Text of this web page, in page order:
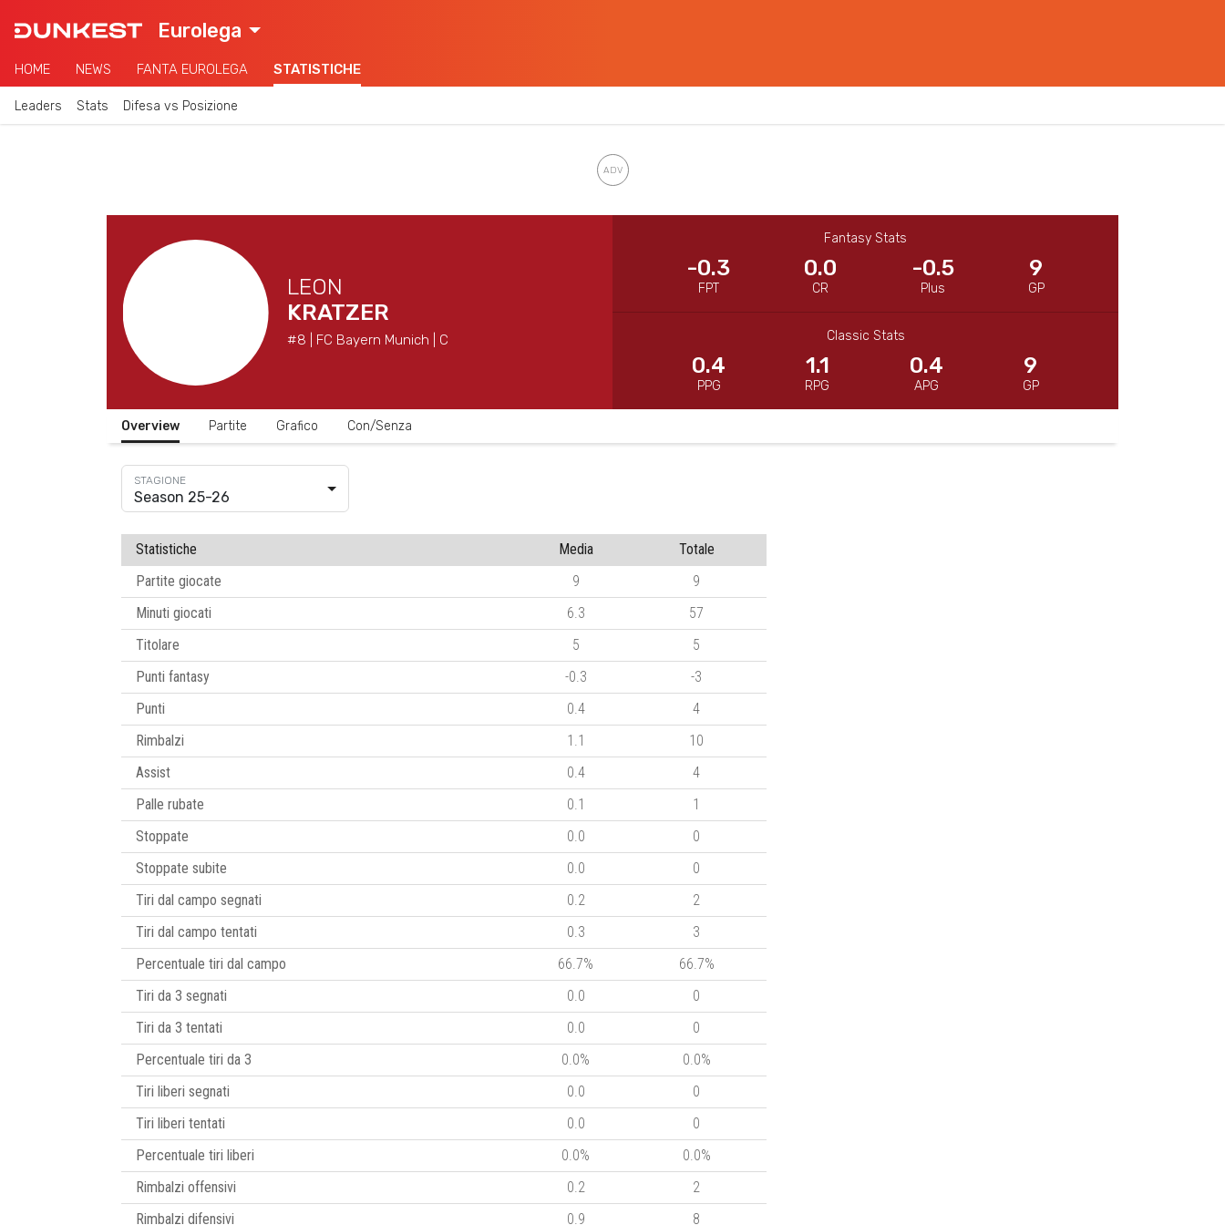
Eurolega
HOME NEWS FANTA EUROLEGA STATISTICHE
Leaders Stats Difesa vs Posizione
LEON
KRATZER
#8 | FC Bayern Munich | C
Fantasy Stats
-0.3
FPT
0.0
CR
-0.5
Plus
9
GP
Classic Stats
0.4
PPG
1.1
RPG
0.4
APG
9
GP
Overview Partite Grafico Con/Senza
Season 25-26
Statistiche Media
Totale
Partite giocate
9
9
Minuti giocati
6.3
57
Titolare
5
5
Punti fantasy
-0.3
-3
Punti
0.4
4
Rimbalzi
1.1
10
Assist
0.4
4
Palle rubate
0.1
1
Stoppate
0.0
0
Stoppate subite
0.0
0
Tiri dal campo segnati
0.2
2
Tiri dal campo tentati
0.3
3
Percentuale tiri dal campo
66.7%
66.7%
Tiri da 3 segnati
0.0
0
Tiri da 3 tentati
0.0
0
Percentuale tiri da 3
0.0%
0.0%
Tiri liberi segnati
0.0
0
Tiri liberi tentati
0.0
0
Percentuale tiri liberi
0.0%
0.0%
Rimbalzi offensivi
0.2
2
Rimbalzi difensivi
0.9 8